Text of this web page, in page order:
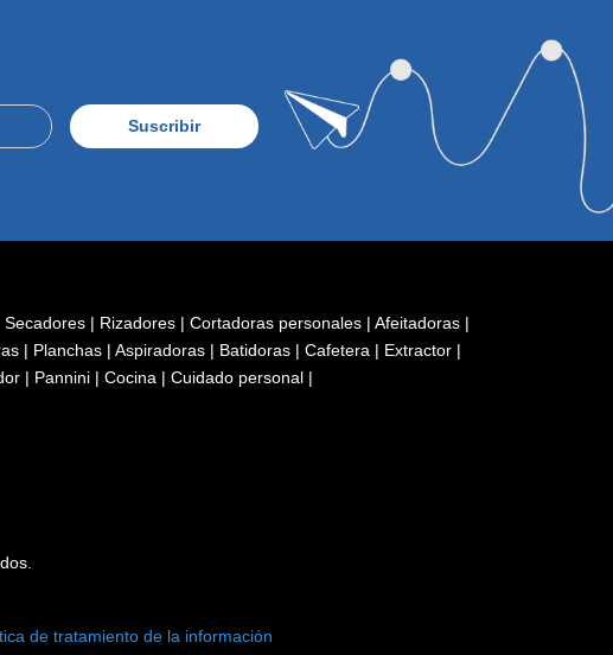
Suscribir
Secadores | Rizadores | Cortadoras personales | Afeitadoras |
| Planchas | Aspiradoras | Batidoras | Cafetera | Extractor |
| Pannini | Cocina | Cuidado personal |
de tratamiento de la información